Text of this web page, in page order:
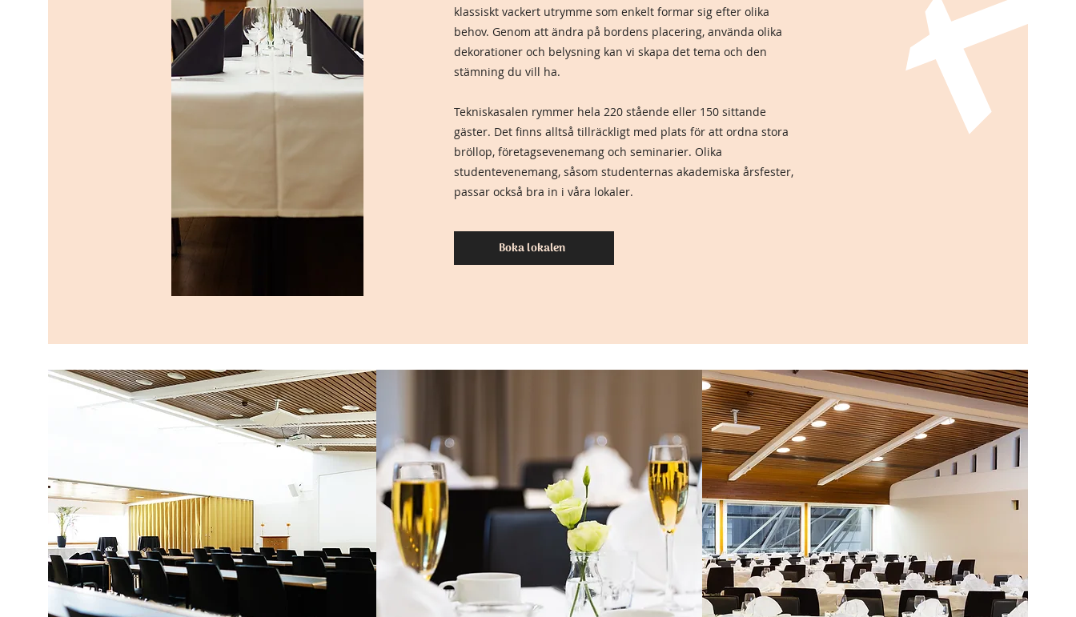
klassiskt vackert utrymme som enkelt formar sig efter olika
behov. Genom att ändra på bordens placering, använda olika
dekorationer och belysning kan vi skapa det tema och den
stämning du vill ha.
Tekniskasalen rymmer hela 220 stående eller 150 sittande
gäster. Det finns alltså tillräckligt med plats för att ordna stora
bröllop, företagsevenemang och seminarier. Olika
studentevenemang, såsom studenternas akademiska årsfester,
passar också bra in i våra lokaler.
Boka lokalen